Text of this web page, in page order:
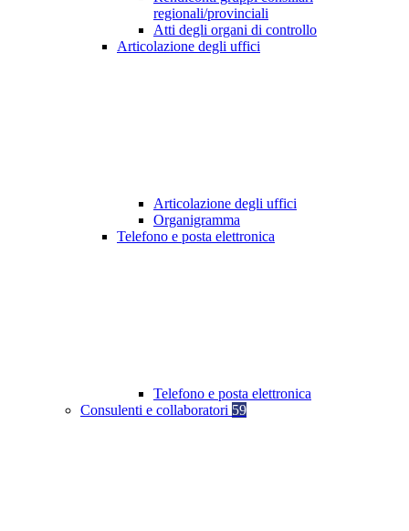
regionali/provinciali
Atti degli organi di controllo
Articolazione degli uffici
Articolazione degli uffici
Organigramma
Telefono e posta elettronica
Telefono e posta elettronica
Consulenti e collaboratori 59